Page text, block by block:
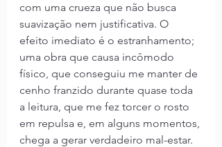
com uma crueza que não busca
suavização nem justificativa. O
efeito imediato é o estranhamento;
uma obra que causa incômodo
físico, que conseguiu me manter de
cenho franzido durante quase toda
a leitura, que me fez torcer o rosto
em repulsa e, em alguns momentos,
chega a gerar verdadeiro mal-estar.